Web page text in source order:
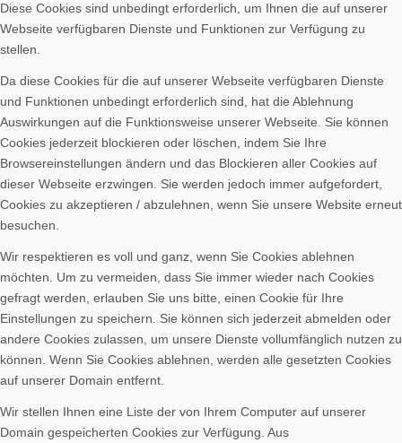
Diese Cookies sind unbedingt erforderlich, um Ihnen die auf unserer
Webseite verfügbaren Dienste und Funktionen zur Verfügung zu
stellen.
Da diese Cookies für die auf unserer Webseite verfügbaren Dienste
und Funktionen unbedingt erforderlich sind, hat die Ablehnung
Auswirkungen auf die Funktionsweise unserer Webseite. Sie können
Cookies jederzeit blockieren oder löschen, indem Sie Ihre
Browsereinstellungen ändern und das Blockieren aller Cookies auf
dieser Webseite erzwingen. Sie werden jedoch immer aufgefordert,
Cookies zu akzeptieren / abzulehnen, wenn Sie unsere Website erneut
besuchen.
Wir respektieren es voll und ganz, wenn Sie Cookies ablehnen
möchten. Um zu vermeiden, dass Sie immer wieder nach Cookies
gefragt werden, erlauben Sie uns bitte, einen Cookie für Ihre
Einstellungen zu speichern. Sie können sich jederzeit abmelden oder
andere Cookies zulassen, um unsere Dienste vollumfänglich nutzen zu
können. Wenn Sie Cookies ablehnen, werden alle gesetzten Cookies
auf unserer Domain entfernt.
Wir stellen Ihnen eine Liste der von Ihrem Computer auf unserer
Domain gespeicherten Cookies zur Verfügung. Aus